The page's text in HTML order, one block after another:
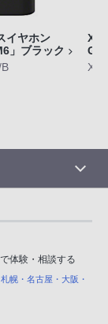
イヤホン
」ブラック
体験・相談する
幌・名古屋・大阪・